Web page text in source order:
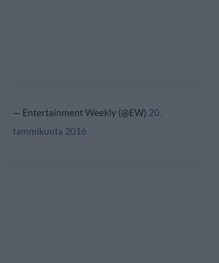
— Entertainment Weekly (@EW) 20.
tammikuuta 2016